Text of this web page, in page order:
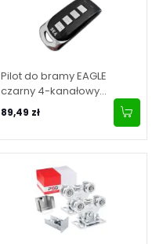
Pilot do bramy EAGLE
czarny 4-kanałowy
uniwersalny z kodem
zmiennym oraz stałym –
SEA
89,49 zł